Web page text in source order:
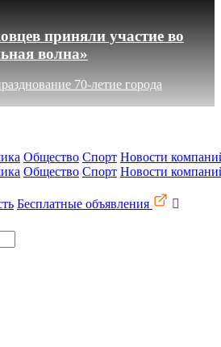
приняли участие во
волна»
70-летие города
Общество Спорт Новости
Общество Спорт Новости
Бесплатные объявления